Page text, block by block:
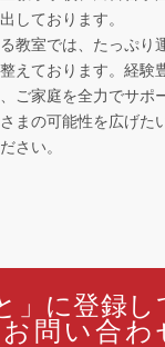
しております。
教室では、たっぷり
えております。経験
ご家庭を全力でサポ
まの可能性を広げた
さい。
」に登録し
問い合わ